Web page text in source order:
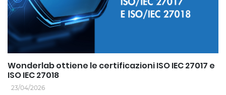
Wonderlab ottiene le certificazioni ISO IEC 27017 e
ISO IEC 27018
23/04/2026